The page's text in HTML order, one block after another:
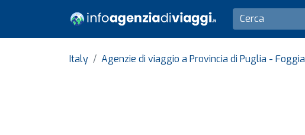
Italy Agenzie di viaggio a Provincia di Puglia - Foggia